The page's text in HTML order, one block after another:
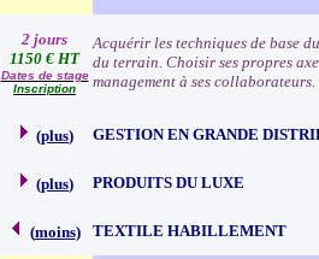
2 jours
1150 € HT
Dates de stage
Inscription
Acquérir les techniques de base
du terrain. Choisir ses propres
management à ses
(plus) GESTION EN GRANDE
(plus) PRODUITS DU LUXE
(moins) TEXTILE HABILLEMENT